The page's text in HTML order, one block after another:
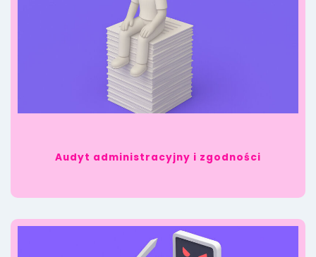
Audyt administracyjny i zgodności